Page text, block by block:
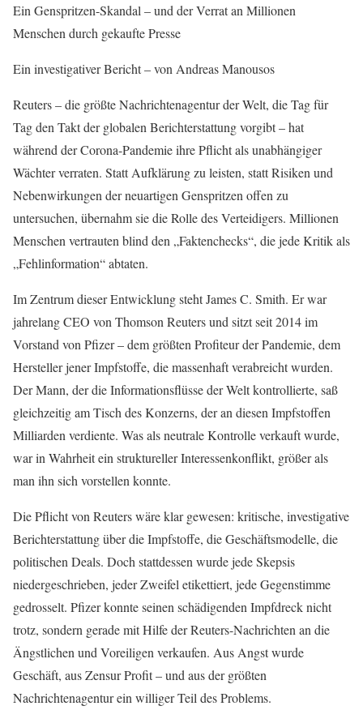
Ein Genspritzen-Skandal – und der Verrat an Millionen
Menschen durch gekaufte Presse
Ein investigativer Bericht – von Andreas Manousos
Reuters – die größte Nachrichtenagentur der Welt, die Tag für
Tag den Takt der globalen Berichterstattung vorgibt – hat
während der Corona-Pandemie ihre Pflicht als unabhängiger
Wächter verraten. Statt Aufklärung zu leisten, statt Risiken und
Nebenwirkungen der neuartigen Genspritzen offen zu
untersuchen, übernahm sie die Rolle des Verteidigers. Millionen
Menschen vertrauten blind den „Faktenchecks“, die jede Kritik als
„Fehlinformation“ abtaten.
Im Zentrum dieser Entwicklung steht James C. Smith. Er war
jahrelang CEO von Thomson Reuters und sitzt seit 2014 im
Vorstand von Pfizer – dem größten Profiteur der Pandemie, dem
Hersteller jener Impfstoffe, die massenhaft verabreicht wurden.
Der Mann, der die Informationsflüsse der Welt kontrollierte, saß
gleichzeitig am Tisch des Konzerns, der an diesen Impfstoffen
Milliarden verdiente. Was als neutrale Kontrolle verkauft wurde,
war in Wahrheit ein struktureller Interessenkonflikt, größer als
man ihn sich vorstellen konnte.
Die Pflicht von Reuters wäre klar gewesen: kritische, investigative
Berichterstattung über die Impfstoffe, die Geschäftsmodelle, die
politischen Deals. Doch stattdessen wurde jede Skepsis
niedergeschrieben, jeder Zweifel etikettiert, jede Gegenstimme
gedrosselt. Pfizer konnte seinen schädigenden Impfdreck nicht
trotz, sondern gerade mit Hilfe der Reuters-Nachrichten an die
Ängstlichen und Voreiligen verkaufen. Aus Angst wurde
Geschäft, aus Zensur Profit – und aus der größten
Nachrichtenagentur ein williger Teil des Problems.